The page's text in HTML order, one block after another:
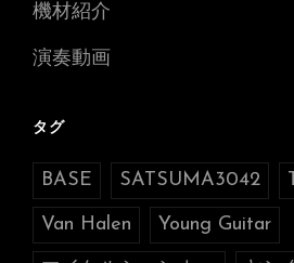
機材紹介
演奏動画
タグ
BASE SATSUMA3042
Van Halen Young Guitar